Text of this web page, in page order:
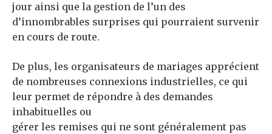
jour ainsi que la gestion de l’un des
d’innombrables surprises qui pourraient survenir
en cours de route.
De plus, les organisateurs de mariages apprécient
de nombreuses connexions industrielles, ce qui
leur permet de répondre à des demandes
inhabituelles ou
gérer les remises qui ne sont généralement pas